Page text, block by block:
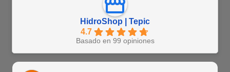
HidroShop | Tepic
4.7
Basado en 99 opiniones